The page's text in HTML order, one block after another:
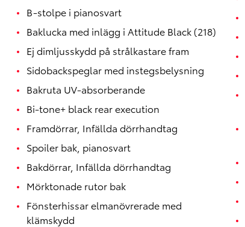
B-stolpe i pianosvart
Baklucka med inlägg i Attitude Black (218)
Ej dimljusskydd på strålkastare fram
Sidobackspeglar med instegsbelysning
Bakruta UV-absorberande
Bi-tone+ black rear execution
Framdörrar, Infällda dörrhandtag
Spoiler bak, pianosvart
Bakdörrar, Infällda dörrhandtag
Mörktonade rutor bak
Fönsterhissar elmanövrerade med
klämskydd